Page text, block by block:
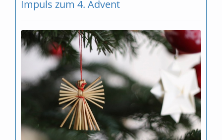
Impuls zum 4. Advent